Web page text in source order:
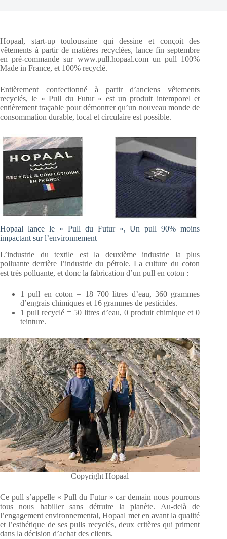
Hopaal, start-up toulousaine qui dessine et conçoit des
vêtements à partir de matières recyclées, lance fin septembre
en pré-commande sur www.pull.hopaal.com un pull 100%
Made in France, et 100% recyclé.
Entièrement confectionné à partir d’anciens vêtements
recyclés, le « Pull du Futur » est un produit intemporel et
entièrement traçable pour démontrer qu’un nouveau monde de
consommation durable, local et circulaire est possible.
Hopaal lance le « Pull du Futur », Un pull 90% moins
impactant sur l’environnement
L’industrie du textile est la deuxième industrie la plus
polluante derrière l’industrie du pétrole. La culture du coton
est très polluante, et donc la fabrication d’un pull en coton :
1 pull en coton = 18 700 litres d’eau, 360 grammes
d’engrais chimiques et 16 grammes de pesticides.
1 pull recyclé = 50 litres d’eau, 0 produit chimique et 0
teinture.
Copyright Hopaal
Ce pull s’appelle « Pull du Futur » car demain nous pourrons
tous nous habiller sans détruire la planète. Au-delà de
l’engagement environnemental, Hopaal met en avant la qualité
et l’esthétique de ses pulls recyclés, deux critères qui priment
dans la décision d’achat des clients.